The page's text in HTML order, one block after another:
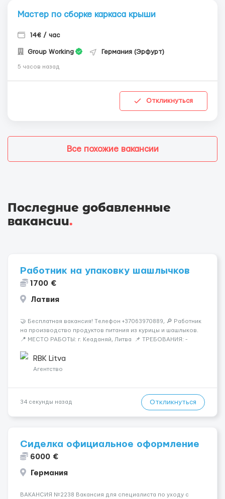
Мастер по сборке каркаса крыши
14€ / час
Group Working Германия (Эрфурт)
5 часов назад
Откликнуться
Все похожие вакансии
Последние добавленные
вакансии.
Работник на упаковку шашлычков
1700 €
Латвия
🤝 Бесплатная вакансия! Tелефон +37063970889, 🔎 Работник
на производство продуктов питания из курицы и шашлыков.
📍 МЕСТО РАБОТЫ: г. Кеаданяй, Литва 📌 ТРЕБОВАНИЯ: -
нужен 📆 ГРАФИК РАБОТЫ: - ПН по ВС, выходные плавающие
RBK Litva
Агентство
34 секунды назад Откликнуться
Сиделка официальное оформление
6000 €
Германия
ВАКАНСИЯ №2238 Вакансия для специалиста по уходу с